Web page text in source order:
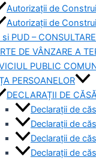
Autorizaţii de
Autorizaţii de
si PUD –
DE VÂNZARE A
PUBLIC
PERSOANELOR
DECLARAȚII DE
Declarații de
Declarații de
Declarații de
Declarații de